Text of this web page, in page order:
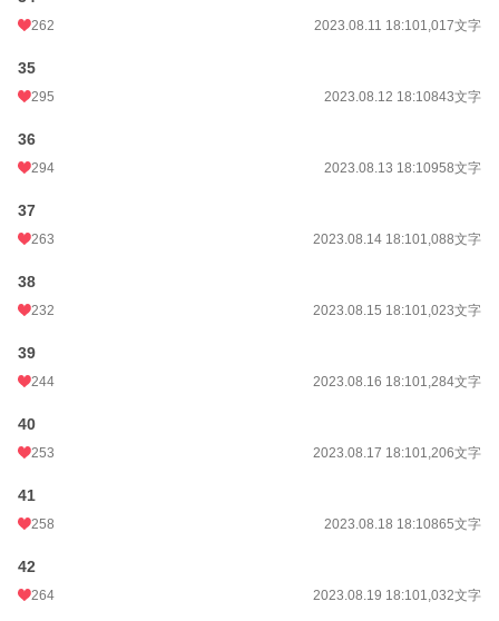
262 2023.08.11 18:101,017文字
35
295 2023.08.12 18:10843文字
36
294 2023.08.13 18:10958文字
37
263 2023.08.14 18:101,088文字
38
232 2023.08.15 18:101,023文字
39
244 2023.08.16 18:101,284文字
40
253 2023.08.17 18:101,206文字
41
258 2023.08.18 18:10865文字
42
264 2023.08.19 18:101,032文字